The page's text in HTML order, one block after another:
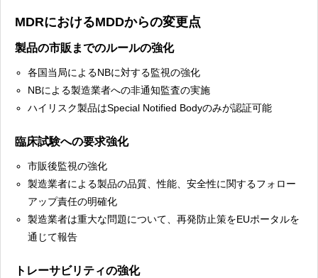
MDRにおけるMDDからの変更点
製品の市販までのルールの強化
各国当局によるNBに対する監視の強化
NBによる製造業者への非通知監査の実施
ハイリスク製品はSpecial Notified Bodyのみが認証可能
臨床試験への要求強化
市販後監視の強化
製造業者による製品の品質、性能、安全性に関するフォロー
アップ責任の明確化
製造業者は重大な問題について、再発防止策をEUポータルを
通じて報告
トレーサビリティの強化